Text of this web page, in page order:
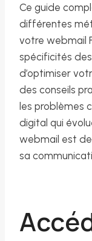
Ce guide
différentes
votre webmail
spécificités
d’optimiser
des conseils
les problèmes
digital qui
webmail est
sa